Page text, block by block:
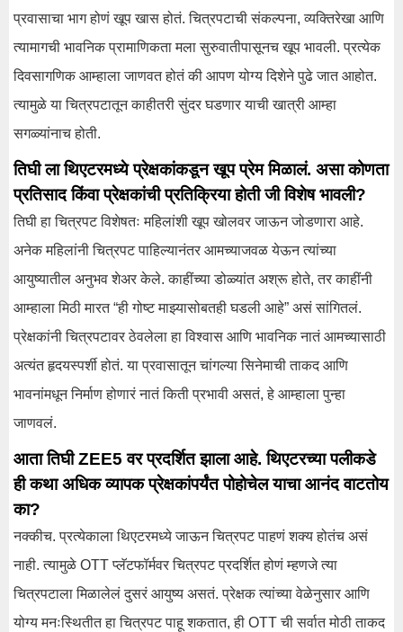
प्रवासाचा भाग होणं खूप खास होतं. चित्रपटाची संकल्पना, व्यक्तिरेखा आणि
त्यामागची भावनिक प्रामाणिकता मला सुरुवातीपासूनच खूप भावली. प्रत्येक
दिवसागणिक आम्हाला जाणवत होतं की आपण योग्य दिशेने पुढे जात आहोत.
त्यामुळे या चित्रपटातून काहीतरी सुंदर घडणार याची खात्री आम्हा
सगळ्यांनाच होती.
तिघी ला थिएटरमध्ये प्रेक्षकांकडून खूप प्रेम मिळालं. असा कोणता
प्रतिसाद किंवा प्रेक्षकांची प्रतिक्रिया होती जी विशेष भावली?
तिघी हा चित्रपट विशेषतः महिलांशी खूप खोलवर जाऊन जोडणारा आहे.
अनेक महिलांनी चित्रपट पाहिल्यानंतर आमच्याजवळ येऊन त्यांच्या
आयुष्यातील अनुभव शेअर केले. काहींच्या डोळ्यांत अश्रू होते, तर काहींनी
आम्हाला मिठी मारत “ही गोष्ट माझ्यासोबतही घडली आहे” असं सांगितलं.
प्रेक्षकांनी चित्रपटावर ठेवलेला हा विश्वास आणि भावनिक नातं आमच्यासाठी
अत्यंत हृदयस्पर्शी होतं. या प्रवासातून चांगल्या सिनेमाची ताकद आणि
भावनांमधून निर्माण होणारं नातं किती प्रभावी असतं, हे आम्हाला पुन्हा
जाणवलं.
आता तिघी ZEE5 वर प्रदर्शित झाला आहे. थिएटरच्या पलीकडे
ही कथा अधिक व्यापक प्रेक्षकांपर्यंत पोहोचेल याचा आनंद वाटतोय
का?
नक्कीच. प्रत्येकाला थिएटरमध्ये जाऊन चित्रपट पाहणं शक्य होतंच असं
नाही. त्यामुळे OTT प्लॅटफॉर्मवर चित्रपट प्रदर्शित होणं म्हणजे त्या
चित्रपटाला मिळालेलं दुसरं आयुष्य असतं. प्रेक्षक त्यांच्या वेळेनुसार आणि
योग्य मनःस्थितीत हा चित्रपट पाहू शकतात, ही OTT ची सर्वात मोठी ताकद